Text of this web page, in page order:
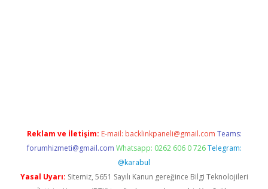
Reklam ve İletişim: E-mail: backlinkpaneli@gmail.com Teams:
forumhizmeti@gmail.com Whatsapp: 0262 606 0 726 Telegram:
@karabul
Yasal Uyarı: Sitemiz, 5651 Sayılı Kanun gereğince Bilgi Teknolojileri